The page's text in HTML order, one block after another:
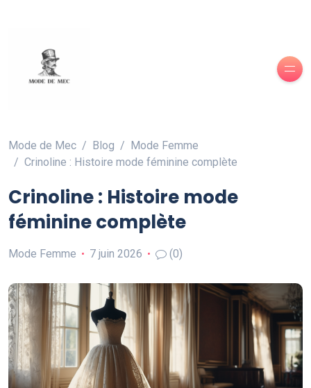
Mode de Mec Blog
Mode Femme
Crinoline : Histoire mode féminine complète
Crinoline : Histoire mode
féminine complète
Mode Femme 7 juin 2026 (0)